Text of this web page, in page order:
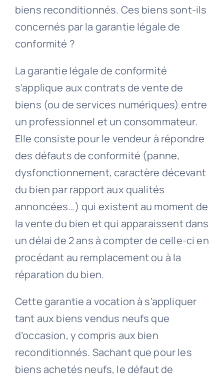
biens reconditionnés. Ces biens sont-ils
concernés par la garantie légale de
conformité ?
La garantie légale de conformité
s’applique aux contrats de vente de
biens (ou de services numériques) entre
un professionnel et un consommateur.
Elle consiste pour le vendeur à répondre
des défauts de conformité (panne,
dysfonctionnement, caractère décevant
du bien par rapport aux qualités
annoncées…) qui existent au moment de
la vente du bien et qui apparaissent dans
un délai de 2 ans à compter de celle-ci en
procédant au remplacement ou à la
réparation du bien.
Cette garantie a vocation à s’appliquer
tant aux biens vendus neufs que
d’occasion, y compris aux bien
reconditionnés. Sachant que pour les
biens achetés neufs, le défaut de